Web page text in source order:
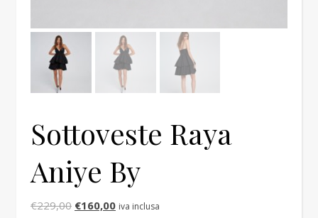
Sottoveste Raya
Aniye By
€229,00 Il prezzo originale era: €229,00.
€160,00Il prezzo attuale è: €160,00.
iva inclusa